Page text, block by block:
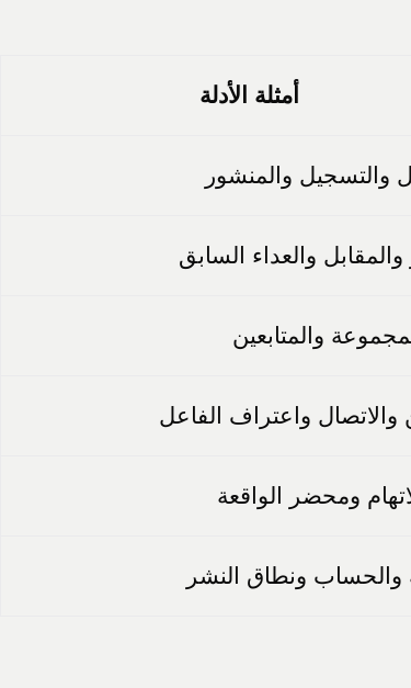
أمثلة الأدلة
والتسجيل والمنشور
والمقابل والعداء السابق
والمتابعين
والاتصال واعتراف الفاعل
ومحضر الواقعة
والحساب ونطاق النشر